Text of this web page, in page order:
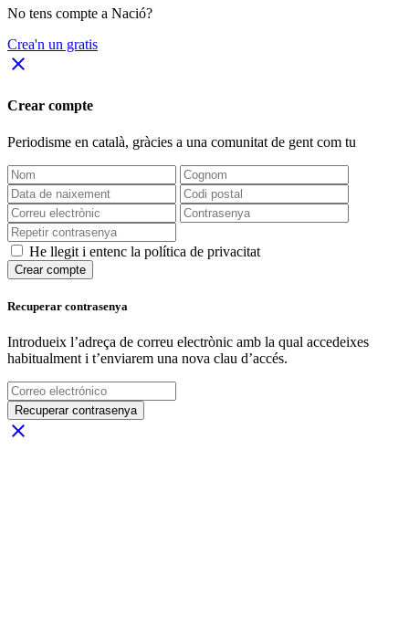
No tens compte a Nació?
Crea'n un gratis
close
Crear compte
Periodisme en català, gràcies a una comunitat de gent com tu
He llegit i entenc la política de privacitat
Crear compte
Recuperar contrasenya
Introdueix l’adreça de correu electrònic amb la qual accedeixes
habitualment i t’enviarem una nova clau d’accés.
Recuperar contrasenya
close